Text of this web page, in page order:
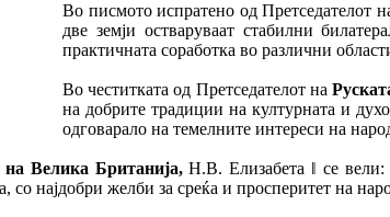
Во писмото испратено од Претседателот
две земји остваруваат стабилни
практичната соработка во различни
Во честитката од Претседателот на
на добрите традиции на културната и
одговарало на темелните интереси на
Велика Британија,Н.В. Елизабета ǁ се вели:
најдобри желби за среќа и просперитет на